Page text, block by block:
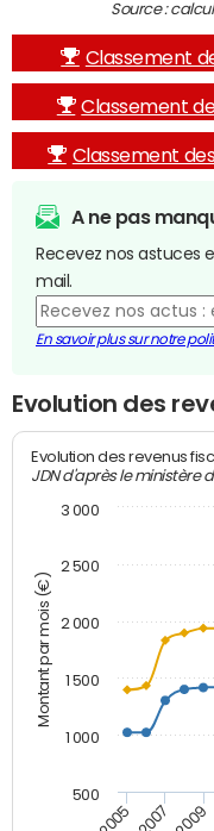
Source :
Classement
Classement
Classement
A ne pas
Recevez nos astuces
mail.
En savoir plus sur notre
Evolution des
Montant par mois (€)
Evolution des revenus
JDN d'après le ministère
2005 2007 2009
500
1 000
1 500
2 000
2 500
3 000